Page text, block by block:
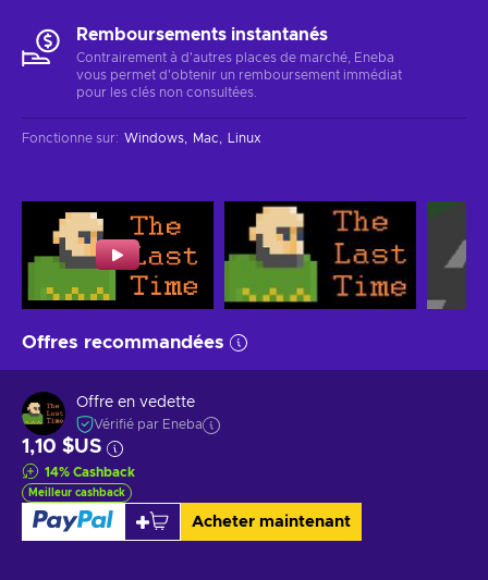
Remboursements instantanés
Contrairement à d'autres places de marché, Eneba
vous permet d'obtenir un remboursement immédiat
pour les clés non consultées.
Fonctionne sur: Windows Mac Linux
Offres recommandées
Offre en vedette
Vérifié par Eneba
1,10 $US
14% Cashback
Meilleur cashback
Acheter maintenant